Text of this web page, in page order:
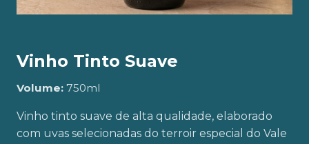
Vinho Tinto Suave
Volume: 750ml
Vinho tinto suave de alta qualidade, elaborado
com uvas selecionadas do terroir especial do Vale